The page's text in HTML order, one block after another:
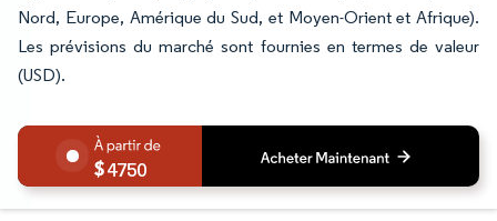
Nord, Europe, Amérique du Sud, et Moyen-Orient et Afrique).
Les prévisions du marché sont fournies en termes de valeur
(USD).
4750